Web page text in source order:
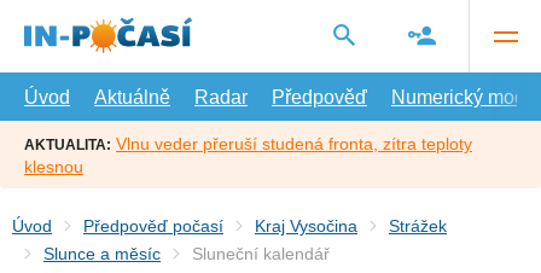
hlavní
Úvod
Aktuálně Radar Předpověď Numerický model
AKTUALITA: Vlnu veder přeruší studená fronta, zítra teploty
klesnou
Úvod Předpověď počasí Kraj Vysočina
Strážek
Slunce a měsíc
Sluneční kalendář